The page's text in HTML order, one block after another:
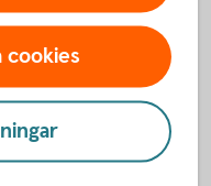
cookies